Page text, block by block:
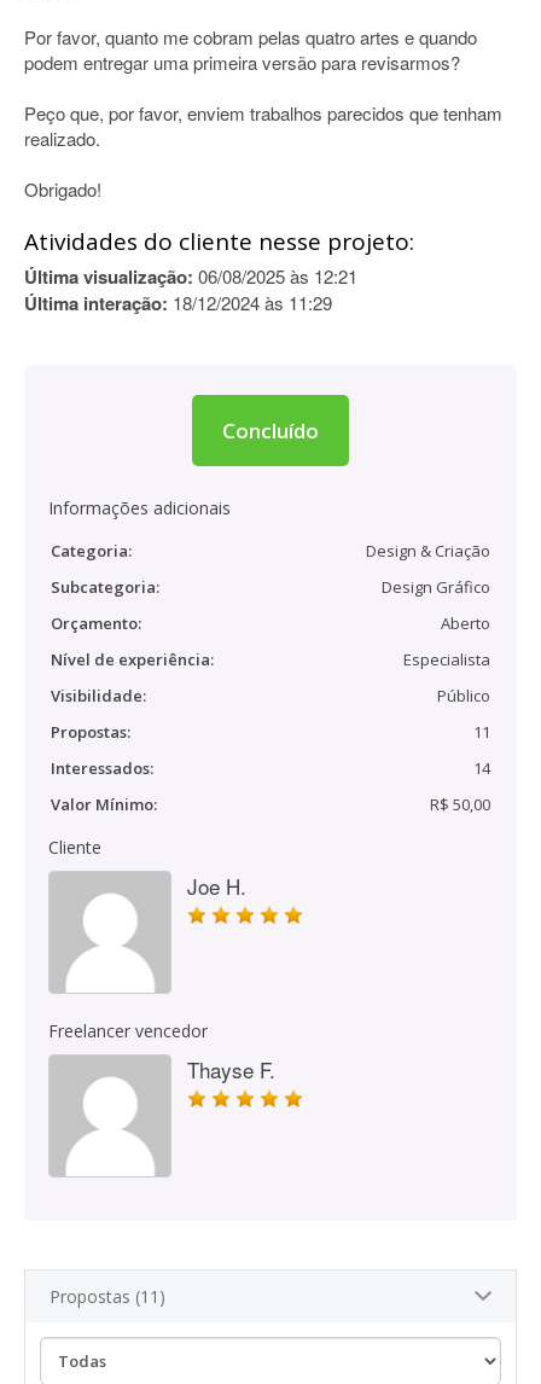
Por favor, quanto me cobram pelas quatro artes e quando
podem entregar uma primeira versão para revisarmos?
Peço que, por favor, enviem trabalhos parecidos que tenham
realizado.
Obrigado!
Atividades do cliente nesse projeto:
Última visualização: 06/08/2025 às 12:21
Última interação: 18/12/2024 às 11:29
Concluído
Informações adicionais
Categoria:
Design & Criação
Subcategoria:
Design Gráfico
Orçamento:
Aberto
Nível de experiência:
Especialista
Visibilidade:
Público
Propostas:
11
Interessados:
14
Valor Mínimo:
R$ 50,00
Cliente
Joe H.
Freelancer vencedor
Thayse F.
Propostas (11)